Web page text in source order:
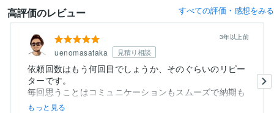
高評価のレビュー すべての評価・感想をみる
uenomasataka 見積り相談
3年以上前
依頼回数はもう何回目でしょうか、そのぐらいのリピー
ターです。
毎回思うことはコミュニケーションもスムーズで納期も
しっかり...
もっと見る